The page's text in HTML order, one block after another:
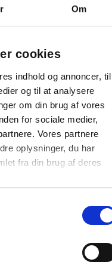
Om
cookies
indhold og annoncer, til
og til at analysere
om din brug af vores
for sociale medier,
Vores partnere
oplysninger, du har
fra din brug af deres
forskellige typer
eller billeder op
væg med rene linjer
til brainstorming,
separat. Billedet
med en Air
Air whiteboard og